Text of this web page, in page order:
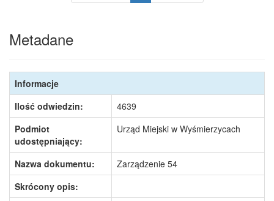
Metadane
Informacje
Ilość odwiedzin:
4639
Podmiot
udostępniający:
Urząd Miejski w Wyśmierzycach
Nazwa dokumentu:
Zarządzenie 54
Skrócony opis: